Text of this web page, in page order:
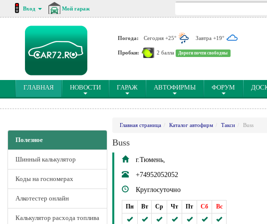
Вход Мой гараж
Погода: Сегодня +25° Завтра +19°
Пробки: 2 балла Дороги почти свободны
ГЛАВНАЯ(CURRENT)
НОВОСТИ ГАРАЖ АВТОФИРМЫ ФОРУМ
Полезное
Шинный калькулятор
Коды на госномерах
Алкотестер онлайн
Калькулятор расхода топлива
Главная страница Каталог автофирм Такси Buss
Buss
г.Тюмень,
+74952052052
Круглосуточно
Пн Вт Ср Чт Пт Сб Вс